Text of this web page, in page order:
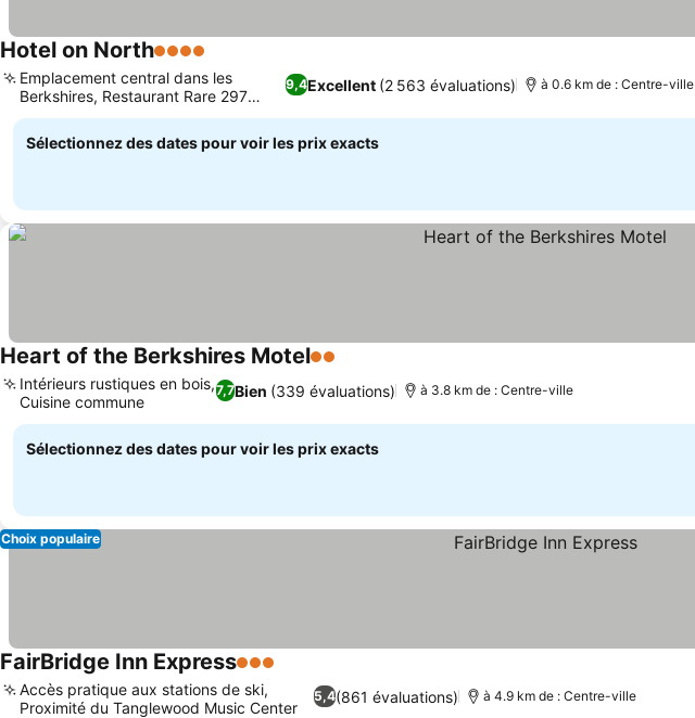
Hotel on North4 Étoiles
9,4Excellent (2 563 évaluations)
Emplacement central dans les
Berkshires, Restaurant Rare 297
Steakhouse
à 0.6 km de : Centre-ville
Sélectionnez des dates pour voir les prix exacts
Heart of the Berkshires Motel2 Étoiles
7,7Bien (339 évaluations)
Intérieurs rustiques en bois,
Cuisine commune
à 3.8 km de : Centre-ville
Sélectionnez des dates pour voir les prix exacts
Choix populaire
FairBridge Inn Express3 Étoiles
5,4(861 évaluations)
Accès pratique aux stations de ski,
Proximité du Tanglewood Music Center
à 4.9 km de : Centre-ville